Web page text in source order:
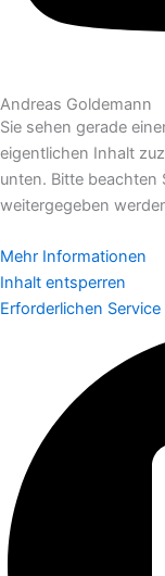
Andreas Goldemann
Sie sehen gerade
eigentlichen Inhalt
unten. Bitte beachten
weitergegeben
Mehr Informationen
Inhalt entsperren
Erforderlichen